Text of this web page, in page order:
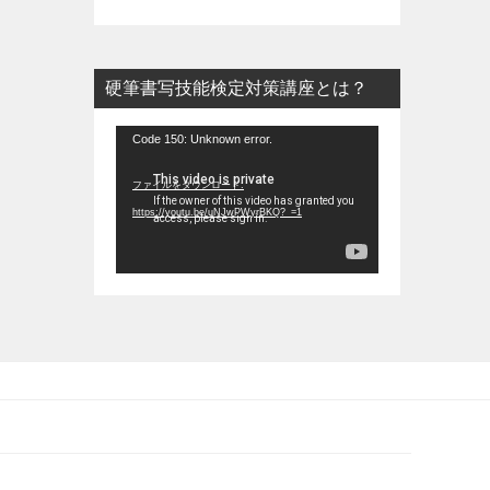
硬筆書写技能検定対策講座とは？
ヤ
Code 150: Unknown error.
ファイルをダウンロード:
https://youtu.be/uNJwPWyrBKQ?_=1